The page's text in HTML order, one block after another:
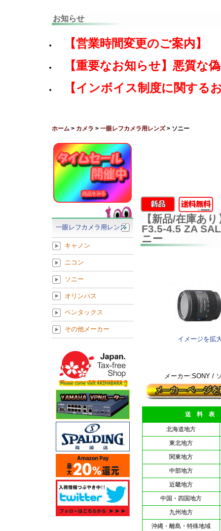
お知らせ
【営業時間変更のご案内】
【重要なお知らせ】悪質な
【インボイス制度に関する
ホーム > カメラ > 一眼レフカメラ用レンズ> ソニー
【新品/在庫あ
F3.5-4.5 ZA
ニー
イメージを拡
メーカー:SONY /
送 料 表
北海道地方
東北地方
関東地方
中部地方
近畿地方
中国・四国地方
九州地方
沖縄・離島・特殊地域
一眼レフカメラ用レンズ
キャノン
ニコン
ソニー
オリンパス
ペンタックス
その他メーカー